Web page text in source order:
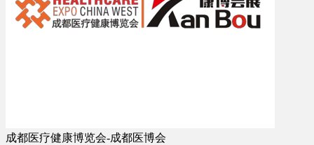
成都医疗健康博览会-成都医博会